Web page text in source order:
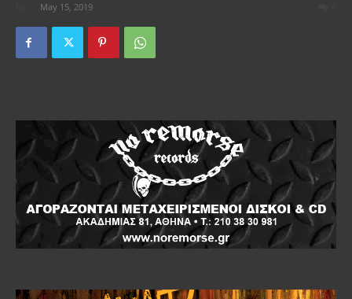
May 15, 2019